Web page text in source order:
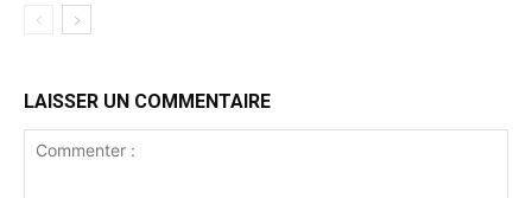
LAISSER UN COMMENTAIRE